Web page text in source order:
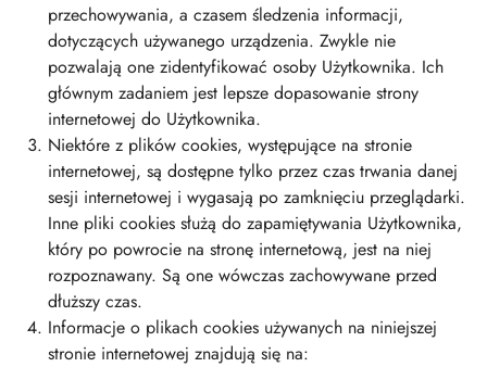
przechowywania, a czasem śledzenia informacji,
dotyczących używanego urządzenia. Zwykle nie
pozwalają one zidentyfikować osoby Użytkownika. Ich
głównym zadaniem jest lepsze dopasowanie strony
internetowej do Użytkownika.
Niektóre z plików cookies, występujące na stronie
internetowej, są dostępne tylko przez czas trwania danej
sesji internetowej i wygasają po zamknięciu przeglądarki.
Inne pliki cookies służą do zapamiętywania Użytkownika,
który po powrocie na stronę internetową, jest na niej
rozpoznawany. Są one wówczas zachowywane przed
dłuższy czas.
Informacje o plikach cookies używanych na niniejszej
stronie internetowej znajdują się na: